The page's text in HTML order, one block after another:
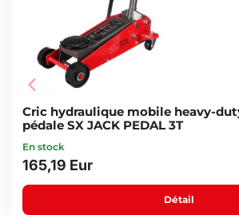
Cric hydraulique mobile heavy-
pédale SX JACK PEDAL 3T
En stock
165,19 Eur
Détail